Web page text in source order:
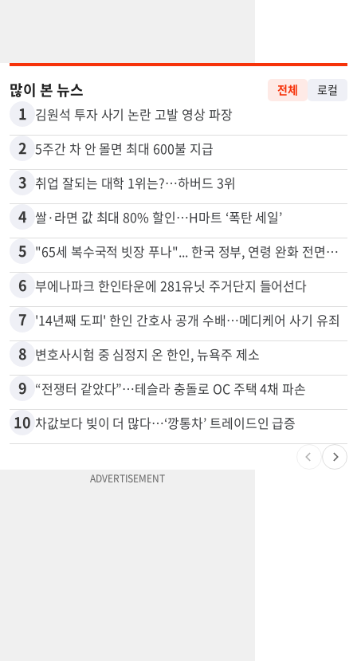
많이 본 뉴스 전체 로컬
1 김원석 투자 사기 논란 고발 영상 파장
2 5주간 차 안 몰면 최대 600불 지급
3 취업 잘되는 대학 1위는?…하버드 3위
4 쌀·라면 값 최대 80% 할인…H마트 ‘폭탄 세일’
5 "65세 복수국적 빗장 푸나"... 한국 정부, 연령 완화 전면 추진
6 부에나파크 한인타운에 281유닛 주거단지 들어선다
7 '14년째 도피' 한인 간호사 공개 수배…메디케어 사기 유죄
8 변호사시험 중 심정지 온 한인, 뉴욕주 제소
9 “전쟁터 같았다”…테슬라 충돌로 OC 주택 4채 파손
10 차값보다 빚이 더 많다…‘깡통차’ 트레이드인 급증